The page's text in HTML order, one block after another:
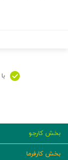
با
بخش کارجو
بخش کارفرما